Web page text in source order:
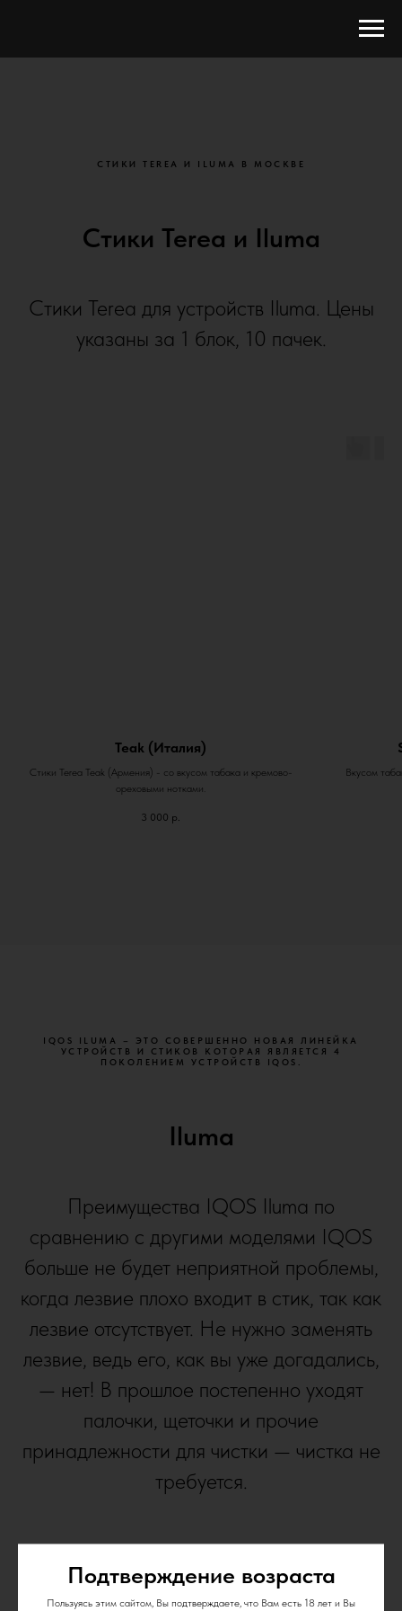
Подтверждение возраста
Пользуясь этим сайтом, Вы подтверждаете, что Вам есть 18 лет и Вы
СТИКИ TEREA И ILUMA В МОСКВЕ
Стики Terea и Iluma
Стики Terea для устройств Iluma. Цены
указаны за 1 блок, 10 пачек.
Teak (Италия)
Стики Terea Teak (Армения) - со вкусом табака и кремово-
ореховыми нотками.
3 000 р.
Вкусом
IQOS ILUMA – ЭТО СОВЕРШЕННО НОВАЯ ЛИНЕЙКА
УСТРОЙСТВ И СТИКОВ КОТОРАЯ ЯВЛЯЕТСЯ 4
ПОКОЛЕНИЕМ УСТРОЙСТВ IQOS.
Iluma
Преимущества IQOS Iluma по
сравнению с другими моделями IQOS
больше не будет неприятной проблемы,
когда лезвие плохо входит в стик, так как
лезвие отсутствует. Не нужно заменять
лезвие, ведь его, как вы уже догадались,
— нет! В прошлое постепенно уходят
палочки, щеточки и прочие
принадлежности для чистки — чистка не
требуется.